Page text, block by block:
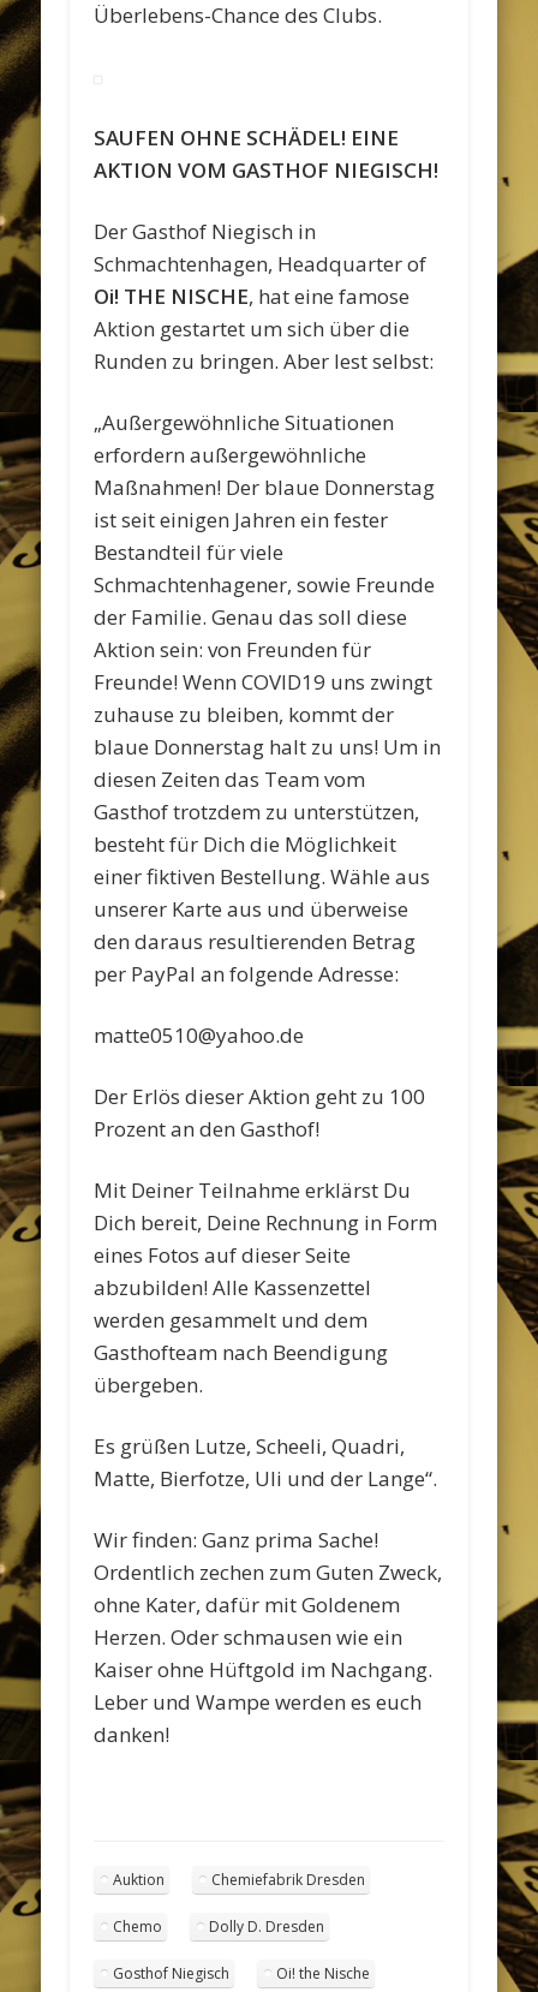
Überlebens-Chance des Clubs.
SAUFEN OHNE SCHÄDEL! EINE
AKTION VOM GASTHOF NIEGISCH!
Der Gasthof Niegisch in
Schmachtenhagen, Headquarter of
Oi! THE NISCHE, hat eine famose
Aktion gestartet um sich über die
Runden zu bringen. Aber lest selbst:
„Außergewöhnliche Situationen
erfordern außergewöhnliche
Maßnahmen! Der blaue Donnerstag
ist seit einigen Jahren ein fester
Bestandteil für viele
Schmachtenhagener, sowie Freunde
der Familie. Genau das soll diese
Aktion sein: von Freunden für
Freunde! Wenn COVID19 uns zwingt
zuhause zu bleiben, kommt der
blaue Donnerstag halt zu uns! Um in
diesen Zeiten das Team vom
Gasthof trotzdem zu unterstützen,
besteht für Dich die Möglichkeit
einer fiktiven Bestellung. Wähle aus
unserer Karte aus und überweise
den daraus resultierenden Betrag
per PayPal an folgende Adresse:
matte0510@yahoo.de
Der Erlös dieser Aktion geht zu 100
Prozent an den Gasthof!
Mit Deiner Teilnahme erklärst Du
Dich bereit, Deine Rechnung in Form
eines Fotos auf dieser Seite
abzubilden! Alle Kassenzettel
werden gesammelt und dem
Gasthofteam nach Beendigung
übergeben.
Es grüßen Lutze, Scheeli, Quadri,
Matte, Bierfotze, Uli und der Lange“.
Wir finden: Ganz prima Sache!
Ordentlich zechen zum Guten Zweck,
ohne Kater, dafür mit Goldenem
Herzen. Oder schmausen wie ein
Kaiser ohne Hüftgold im Nachgang.
Leber und Wampe werden es euch
danken!
Auktion Chemiefabrik Dresden
Chemo Dolly D. Dresden
Gosthof Niegisch Oi! the Nische